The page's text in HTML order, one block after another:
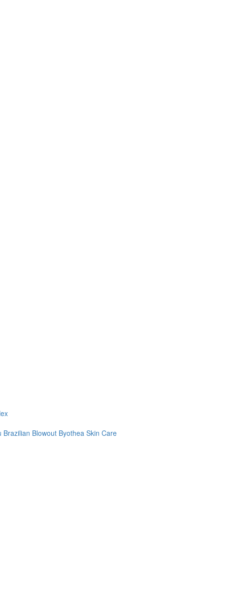
Brazilian Blowout Byothea Skin Care